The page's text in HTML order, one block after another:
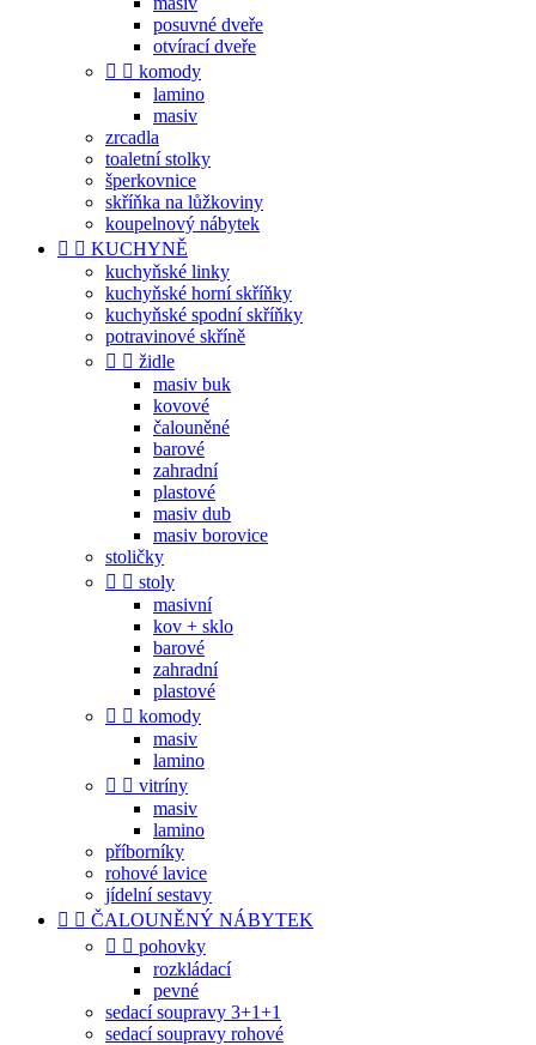
posuvné dveře
otvírací dveře
  komody
lamino
masiv
zrcadla
toaletní stolky
šperkovnice
skříňka na lůžkoviny
koupelnový nábytek
  KUCHYNĚ
kuchyňské linky
kuchyňské horní skříňky
kuchyňské spodní skříňky
potravinové skříně
  židle
masiv buk
kovové
čalouněné
barové
zahradní
plastové
masiv dub
masiv borovice
stoličky
  stoly
masivní
kov + sklo
barové
zahradní
plastové
  komody
masiv
lamino
  vitríny
masiv
lamino
příborníky
rohové lavice
jídelní sestavy
  ČALOUNĚNÝ NÁBYTEK
  pohovky
rozkládací
pevné
sedací soupravy 3+1+1
sedací soupravy rohové